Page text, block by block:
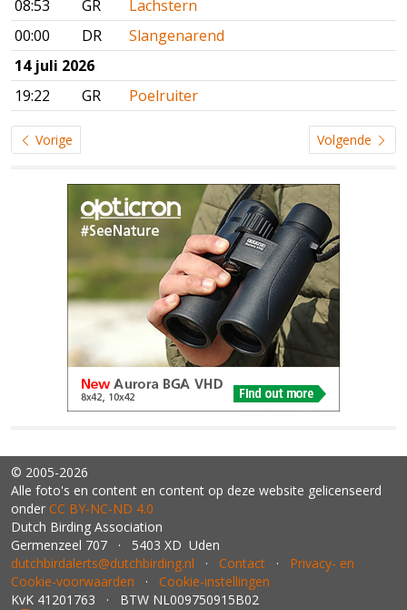
08:53
GR
Lachstern
00:00
DR
Slangenarend
14 juli 2026
19:22
GR Poelruiter
Vorige Volgende
© 2005-2026
Alle foto's en content en content op deze website gelicenseerd
onder CC BY‑NC‑ND 4.0
Dutch Birding Association
Germenzeel 707 · 5403 XD Uden
dutchbirdalerts@dutchbirding.nl · Contact · Privacy- en
Cookie-voorwaarden · Cookie-instellingen
KvK 41201763 · BTW NL009750915B02